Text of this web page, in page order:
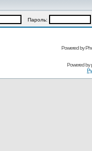
Пароль:
Powered by
Powered by